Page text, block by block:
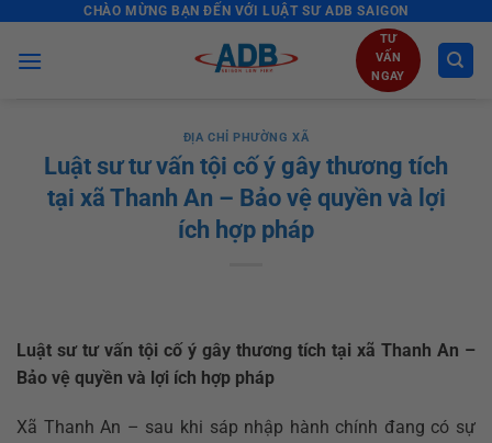
content
CHÀO MỪNG BẠN ĐẾN VỚI LUẬT SƯ ADB SAIGON
TƯ
VẤN
NGAY
ĐỊA CHỈ PHƯỜNG XÃ
Luật sư tư vấn tội cố ý gây thương tích
tại xã Thanh An – Bảo vệ quyền và lợi
ích hợp pháp
Luật sư tư vấn tội cố ý gây thương tích tại xã Thanh An –
Bảo vệ quyền và lợi ích hợp pháp
Xã Thanh An – sau khi sáp nhập hành chính đang có sự